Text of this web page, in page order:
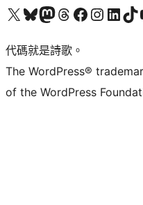
Visit our X (formerly Twitter) account
Visit our Bluesky account
Visit our Mastodon account
Visit our Threads account
訪問我們的 Facebook 專頁Visit our Instagram
Visit ourVisit
代碼就是詩歌。
The WordPress®
of the WordPress